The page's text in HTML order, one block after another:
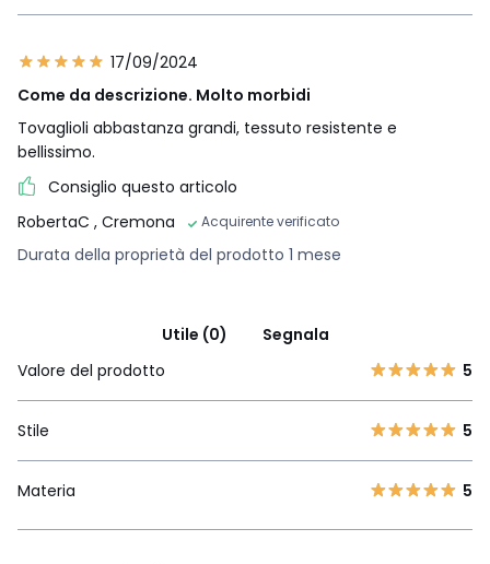
17/09/2024
Come da descrizione. Molto morbidi
Tovaglioli abbastanza grandi, tessuto resistente e
bellissimo.
Consiglio questo articolo
RobertaC , Cremona Acquirente verificato
Durata della proprietà del prodotto 1 mese
Utile (0)
Segnala
Valore del prodotto
5
Stile 5
Materia 5